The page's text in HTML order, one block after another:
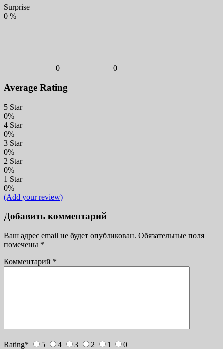
Surprise
0 %
0 0
Average Rating
5 Star
0%
4 Star
0%
3 Star
0%
2 Star
0%
1 Star
0%
(Add your review)
Добавить комментарий
Ваш адрес email не будет опубликован. Обязательные поля
помечены *
Комментарий *
Rating* 5 4 3 2 1 0